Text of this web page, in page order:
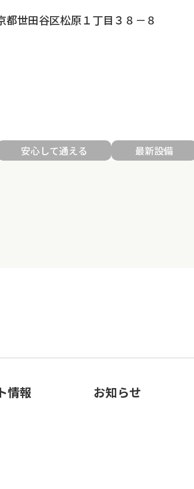
都世田谷区松原１丁目３８－８
安心して通える
最新設備
情報 お知らせ